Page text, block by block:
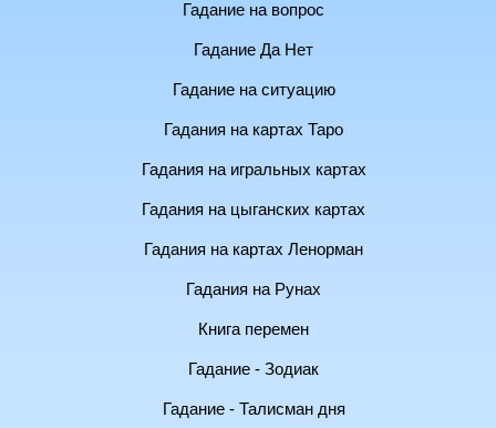
Гадание на вопрос
Гадание Да Нет
Гадание на ситуацию
Гадания на картах Таро
Гадания на игральных картах
Гадания на цыганских картах
Гадания на картах Ленорман
Гадания на Рунах
Книга перемен
Гадание - Зодиак
Гадание - Талисман дня